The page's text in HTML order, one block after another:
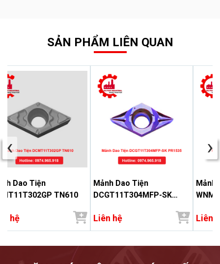
SẢN PHẨM LIÊN QUAN
Dao Tiện
TN610
hệ
Mảnh Dao Tiện
DCGT11T304MFP-SK
Liên hệ
Mảnh
Liên
‹ ›